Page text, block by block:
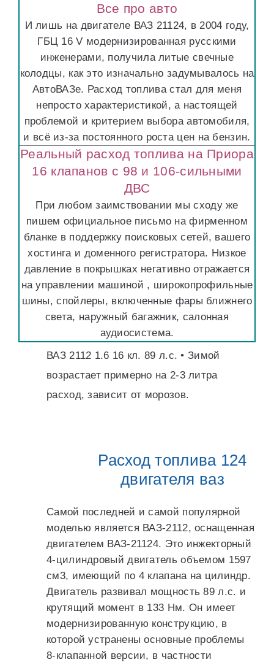
Все про авто
И лишь на двигателе ВАЗ 21124, в 2004 году,
ГБЦ 16 V модернизированная русскими
инженерами, получила литые свечные
колодцы, как это изначально задумывалось на
АвтоВАЗе. Расход топлива стал для меня
непросто характеристикой, а настоящей
проблемой и критерием выбора автомобиля,
и всё из-за постоянного роста цен на бензин.
Реальный расход топлива на Приора
16 клапанов с 98 и 106-сильными
ДВС
При любом заимствовании мы сходу же
пишем официальное письмо на фирменном
бланке в поддержку поисковых сетей, вашего
хостинга и доменного регистратора. Низкое
давление в покрышках негативно отражается
на управлении машиной , широкопрофильные
шины, спойлеры, включенные фары ближнего
света, наружный багажник, салонная
аудиосистема.
ВАЗ 2112 1.6 16 кл. 89 л.с. • Зимой
возрастает примерно на 2-3 литра
расход, зависит от морозов.
Расход топлива 124
двигателя ваз
Самой последней и самой популярной
моделью является ВАЗ-2112, оснащенная
двигателем ВАЗ-21124. Это инжекторный
4-цилиндровый двигатель объемом 1597
см3, имеющий по 4 клапана на цилиндр.
Двигатель развивал мощность 89 л.с. и
крутящий момент в 133 Нм. Он имеет
модернизированную конструкцию, в
которой устранены основные проблемы
8-клапанной версии, в частности